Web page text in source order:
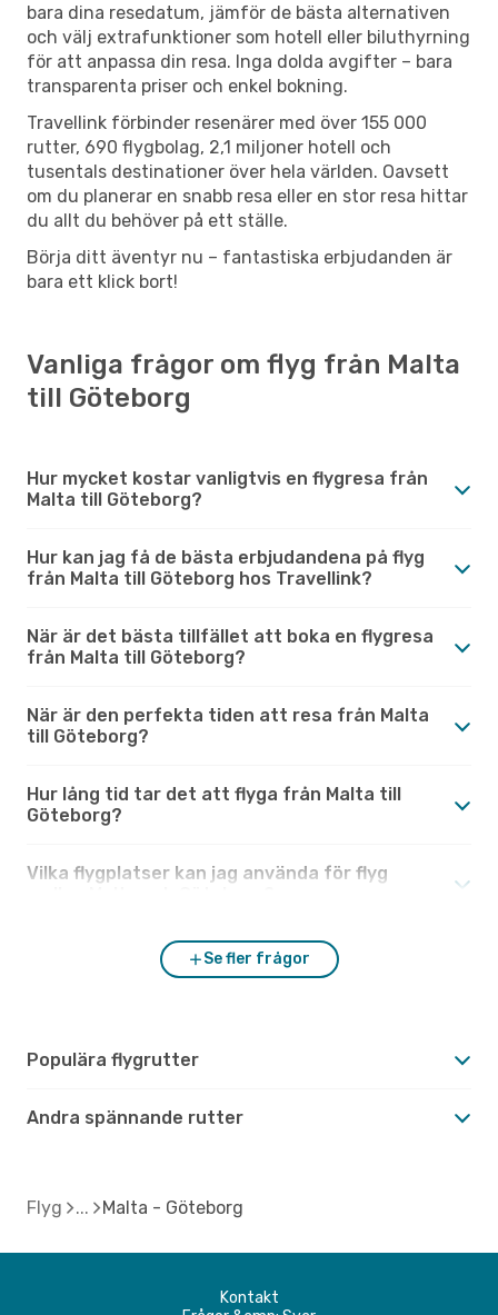
bara dina resedatum, jämför de bästa alternativen
och välj extrafunktioner som hotell eller biluthyrning
för att anpassa din resa. Inga dolda avgifter – bara
transparenta priser och enkel bokning.
Travellink förbinder resenärer med över 155 000
rutter, 690 flygbolag, 2,1 miljoner hotell och
tusentals destinationer över hela världen. Oavsett
om du planerar en snabb resa eller en stor resa hittar
du allt du behöver på ett ställe.
Börja ditt äventyr nu – fantastiska erbjudanden är
bara ett klick bort!
Vanliga frågor om flyg från Malta
till Göteborg
Hur mycket kostar vanligtvis en flygresa från
Malta till Göteborg?
Hur kan jag få de bästa erbjudandena på flyg
från Malta till Göteborg hos Travellink?
När är det bästa tillfället att boka en flygresa
från Malta till Göteborg?
När är den perfekta tiden att resa från Malta
till Göteborg?
Hur lång tid tar det att flyga från Malta till
Göteborg?
Vilka flygplatser kan jag använda för flyg
Se fler frågor
Populära flygrutter
Andra spännande rutter
Flyg Malta - Göteborg
Kontakt